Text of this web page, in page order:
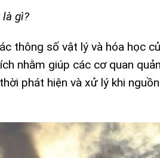
gì?
thông số vật lý và hóa học
nhằm giúp các cơ quan
phát hiện và xử lý khi